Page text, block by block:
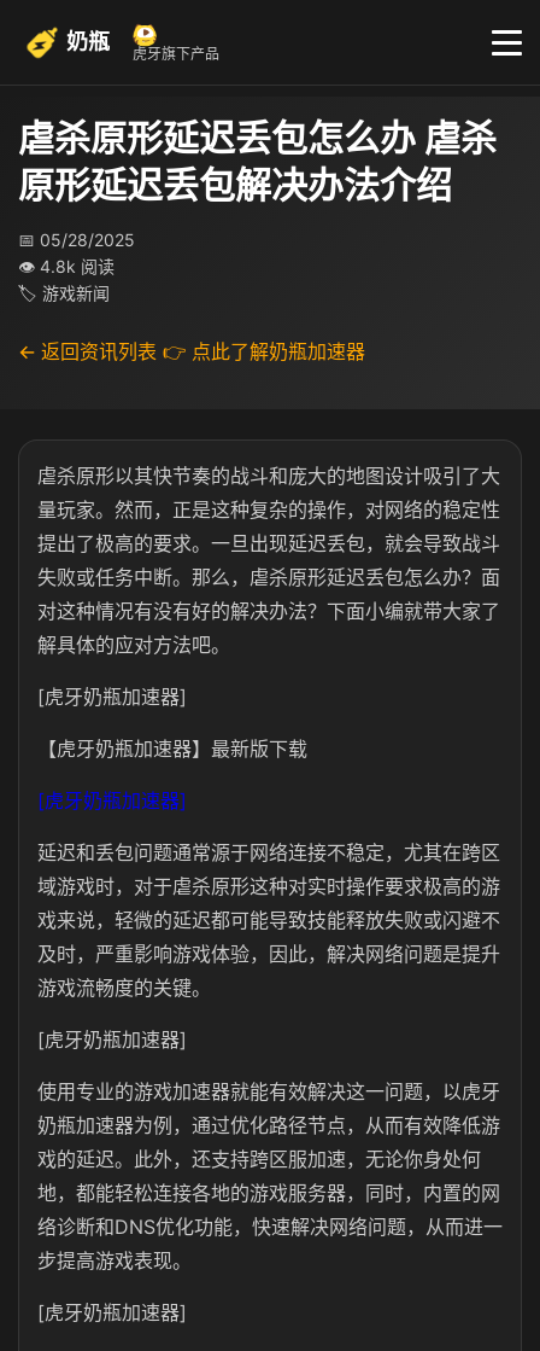
奶瓶 虎牙旗下产品
虐杀原形延迟丢包怎么办 虐杀
原形延迟丢包解决办法介绍
📅 05/28/2025
👁 4.8k 阅读
🏷 游戏新闻
← 返回资讯列表 👉 点此了解奶瓶加速器
虐杀原形以其快节奏的战斗和庞大的地图设计吸引了大
量玩家。然而，正是这种复杂的操作，对网络的稳定性
提出了极高的要求。一旦出现延迟丢包，就会导致战斗
失败或任务中断。那么，虐杀原形延迟丢包怎么办？面
对这种情况有没有好的解决办法？下面小编就带大家了
解具体的应对方法吧。
[虎牙奶瓶加速器]
【虎牙奶瓶加速器】最新版下载
[虎牙奶瓶加速器]
延迟和丢包问题通常源于网络连接不稳定，尤其在跨区
域游戏时， 对于虐杀原形这种对实时操作要求极高的游
戏来说，轻微的延迟都可能导致技能释放失败或闪避不
及时，严重影响游戏体验，因此，解决网络问题是提升
游戏流畅度的关键。
[虎牙奶瓶加速器]
使用专业的游戏加速器就能有效解决这一问题，以虎牙
奶瓶加速器为例，通过优化路径节点，从而有效降低游
戏的延迟。此外，还支持跨区服加速，无论你身处何
地，都能轻松连接各地的游戏服务器，同时，内置的网
络诊断和DNS优化功能，快速解决网络问题，从而进一
步提高游戏表现。
[虎牙奶瓶加速器]